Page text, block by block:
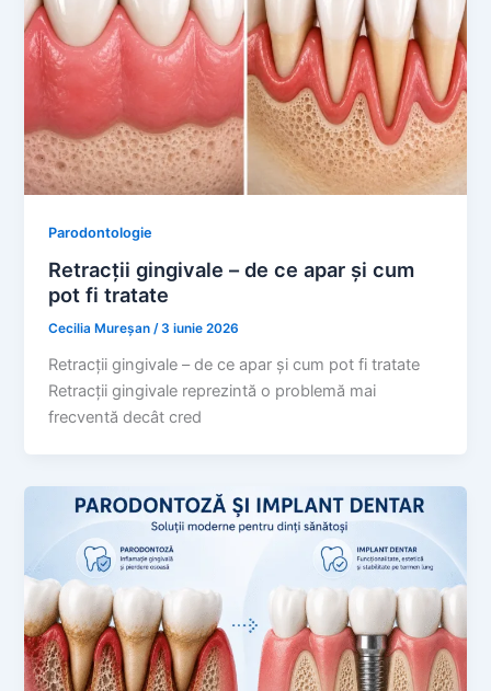
Parodontologie
Retracții gingivale – de ce apar și cum
pot fi tratate
Cecilia Mureșan /3 iunie 2026
Retracții gingivale – de ce apar și cum pot fi tratate
Retracții gingivale reprezintă o problemă mai
frecventă decât cred